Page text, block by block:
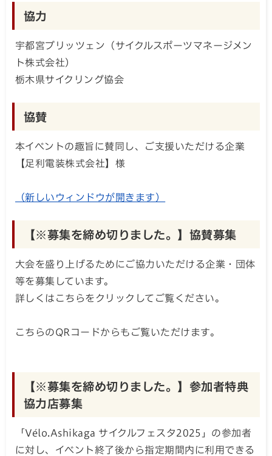
協力
宇都宮ブリッツェン（サイクルスポーツマネージメン
ト株式会社）
栃木県サイクリング協会
協賛
本イベントの趣旨に賛同し、ご支援いただける企業
【足利電装株式会社】様
（新しいウィンドウが開きます）
【※募集を締め切りました。】協賛募集
大会を盛り上げるためにご協力いただける企業・団体
等を募集しています。
詳しくはこちらをクリックしてご覧ください。
こちらのQRコードからもご覧いただけます。
【※募集を締め切りました。】参加者特典
協力店募集
「Vélo.Ashikaga サイクルフェスタ2025」の参加者
に対し、イベント終了後から指定期間内に利用できる